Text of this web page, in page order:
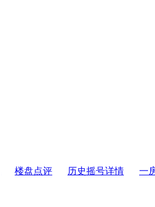
楼盘点评 历史摇号详情 一